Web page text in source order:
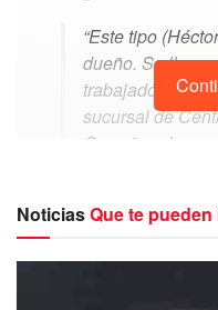
“Este tipo
dueño. Se llama
trabajador en
sucursal de
Garza”, se lee
“este tipo
trabajador en
NoticiasQue te